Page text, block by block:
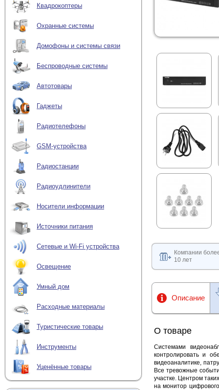
Квадрокоптеры
Охранные системы
Домофоны и системы связи
Беспроводные системы
Автотовары
Гаджеты
Радиотелефоны
GSM-устройства
Радиостанции
Радиоудлинители
Носители информации
Источники питания
Сетевые и Wi-Fi устройства
Освещение
Умный дом
Расходные материалы
Туристические товары
Инструменты
Уценённые товары
Компании
10 лет
Описание
О товаре
Системами
контролировать и
видеоаналитике,
Все тревожные
участке. Центром
на монитор